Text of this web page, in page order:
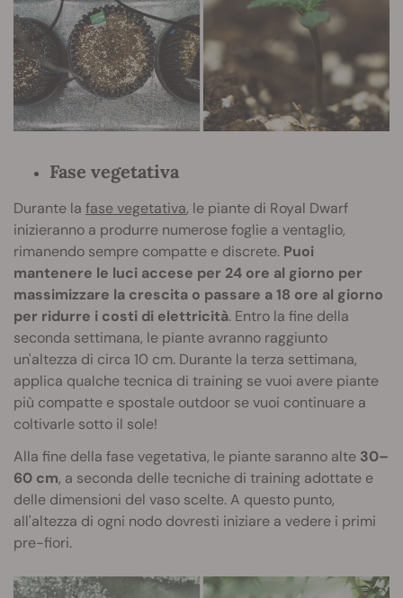
Fase vegetativa
Durante la fase vegetativa, le piante di Royal Dwarf
inizieranno a produrre numerose foglie a ventaglio,
rimanendo sempre compatte e discrete. Puoi
mantenere le luci accese per 24 ore al giorno per
massimizzare la crescita o passare a 18 ore al giorno
per ridurre i costi di elettricità. Entro la fine della
seconda settimana, le piante avranno raggiunto
un'altezza di circa 10 cm. Durante la terza settimana,
applica qualche tecnica di training se vuoi avere piante
più compatte e spostale outdoor se vuoi continuare a
coltivarle sotto il sole!
Alla fine della fase vegetativa, le piante saranno alte 30–
60 cm, a seconda delle tecniche di training adottate e
delle dimensioni del vaso scelte. A questo punto,
all'altezza di ogni nodo dovresti iniziare a vedere i primi
pre-fiori.